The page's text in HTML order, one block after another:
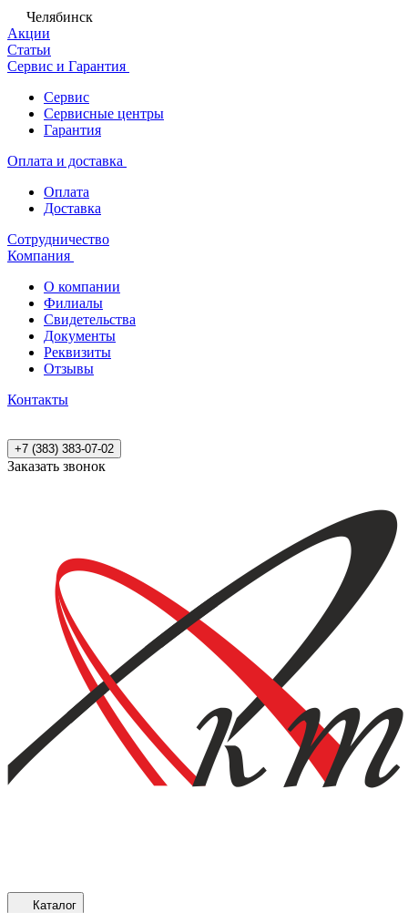
Челябинск
Акции
Статьи
Сервис и Гарантия
Сервис
Сервисные центры
Гарантия
Оплата и доставка
Оплата
Доставка
Сотрудничество
Компания
О компании
Филиалы
Свидетельства
Документы
Реквизиты
Отзывы
Контакты
+7 (383) 383-07-02
Заказать звонок
Каталог